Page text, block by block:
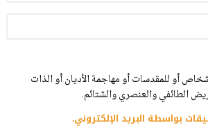
أو للمقدسات أو مهاجمة الأديان أو الذات
الطائفي والعنصري والشتائم.
بواسطة البريد الإلكتروني.